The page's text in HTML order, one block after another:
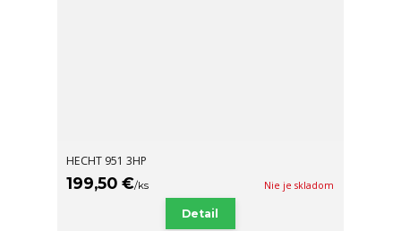
HECHT 951 3HP
199,50 €/ks Nie je skladom
Detail